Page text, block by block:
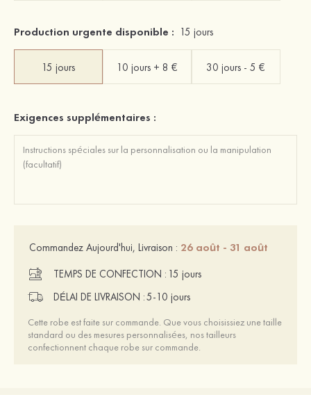
Production urgente disponible : 15 jours
15 jours 10 jours + 8 € 30 jours - 5 €
Exigences supplémentaires :
Commandez Aujourd'hui, Livraison : 26 août - 31 août
TEMPS DE CONFECTION : 15 jours
DÉLAI DE LIVRAISON :5-10 jours
Cette robe est faite sur commande. Que vous choisissiez une taille
standard ou des mesures personnalisées, nos tailleurs
confectionnent chaque robe sur commande.